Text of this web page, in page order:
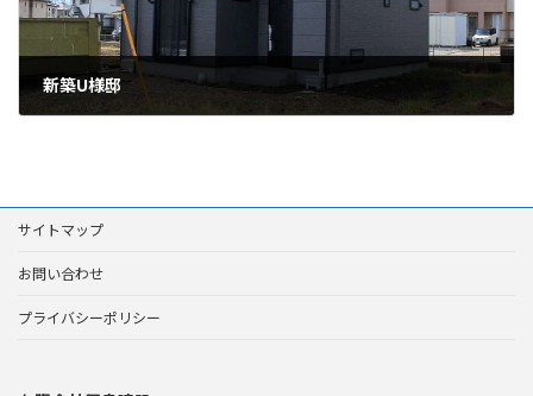
新築U様邸
サイトマップ
お問い合わせ
プライバシーポリシー